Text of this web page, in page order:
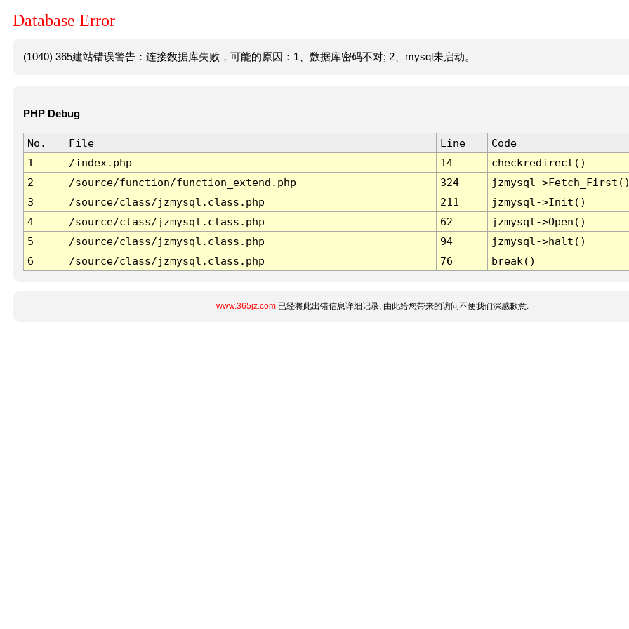
Database Error
(1040) 365建站错误警告：连接数据库失败，可能的原因：1、数据库密码不对; 2、mysql未启动。
PHP Debug
No. File Line
Code
1
/index.php 14
checkredirect()
2
/source/function/function_extend.php 324
jzmysql-
3
/source/class/jzmysql.class.php 211
jzmysql->Init()
4
/source/class/jzmysql.class.php 62
jzmysql->Open()
5
/source/class/jzmysql.class.php 94
jzmysql->halt()
6
/source/class/jzmysql.class.php 76 break()
www.365jz.com已经将此出错信息详细记录, 由此给您带来的访问不便我们深感歉意.